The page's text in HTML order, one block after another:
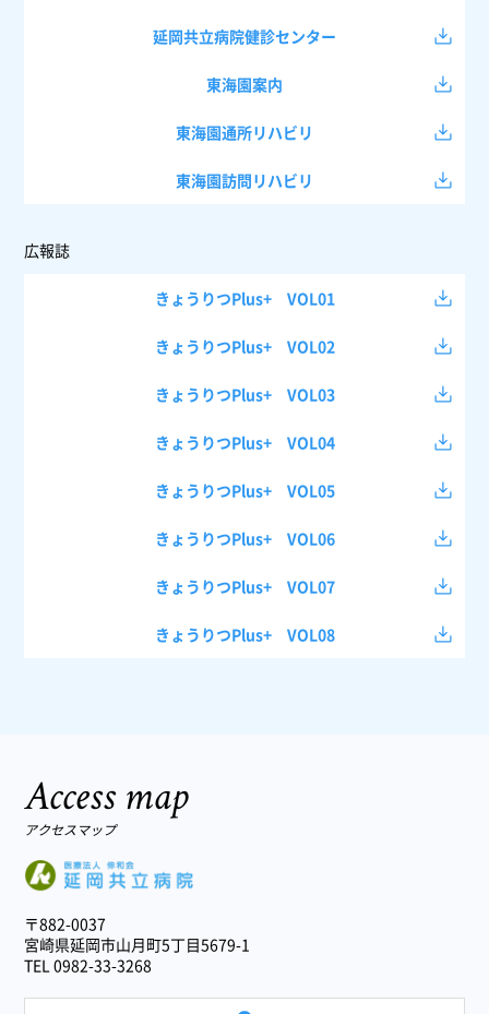
延岡共立病院健診センター
東海園案内
東海園通所リハビリ
東海園訪問リハビリ
広報誌
きょうりつPlus+ VOL01
きょうりつPlus+ VOL02
きょうりつPlus+ VOL03
きょうりつPlus+ VOL04
きょうりつPlus+ VOL05
きょうりつPlus+ VOL06
きょうりつPlus+ VOL07
きょうりつPlus+ VOL08
Access map
アクセスマップ
〒882-0037
宮崎県延岡市山月町5丁目5679-1
TEL 0982-33-3268